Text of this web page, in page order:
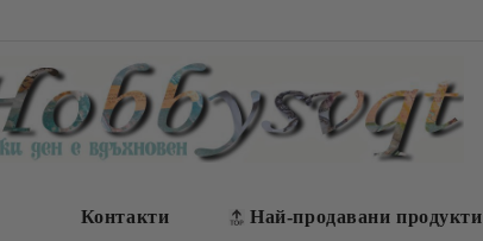
Контакти Най-продавани продукти